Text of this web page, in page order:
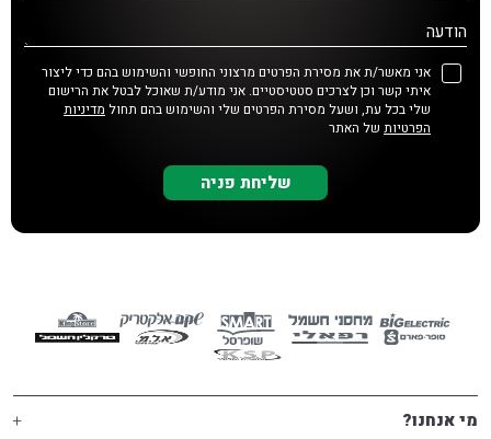
הודעה
אני מאשר/ת את מסירת הפרטים מרצוני החופשי והשימוש בהם כדי ליצור
איתי קשר וכן לצרכים סטטיסטיים. אני מודע/ת שאוכל לבטל את הרישום
שלי בכל עת, ושעל מסירת הפרטים שלי והשימוש בהם תחול מדיניות
הפרטיות של האתר
מי אנחנו?